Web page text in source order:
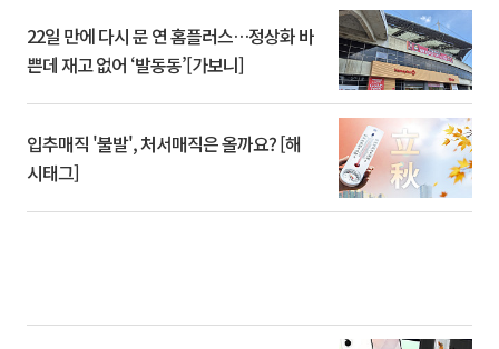
22일 만에 다시 문 연 홈플러스…정상화 바
쁜데 재고 없어 ‘발동동’[가보니]
입추매직 '불발', 처서매직은 올까요? [해
시태그]